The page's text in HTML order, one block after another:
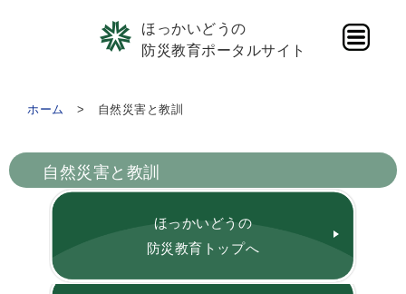
ほっかいどうの
防災教育ポータルサイト
ホーム 自然災害と教訓
自然災害と教訓
ほっかいどうの
防災教育トップへ